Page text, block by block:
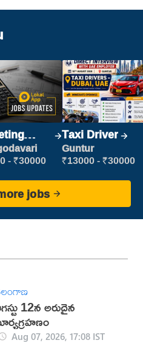
- ₹30000
Taxi Driver
Guntur
₹13000 - ₹30000
jobs
12న అరుదైన
Aug 07, 2026, 17:08 IST